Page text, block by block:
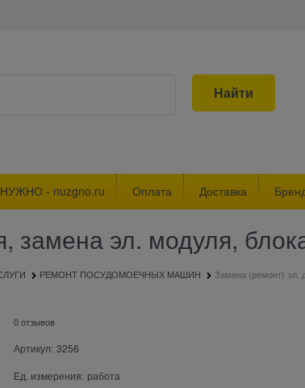
Найти
НУЖНО - nuzgno.ru Оплата Доставка
замена эл. модуля,
РЕМОНТ ПОСУДОМОЕЧНЫХ МАШИН Замена (ремонт) эл.
0 отзывов
Артикул: 3256
Ед. измерения: работа